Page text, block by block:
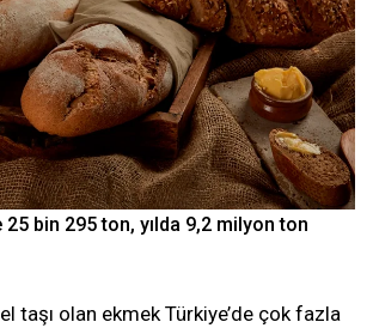
25 bin 295 ton, yılda 9,2 milyon ton
taşı olan ekmek Türkiye’de çok fazla